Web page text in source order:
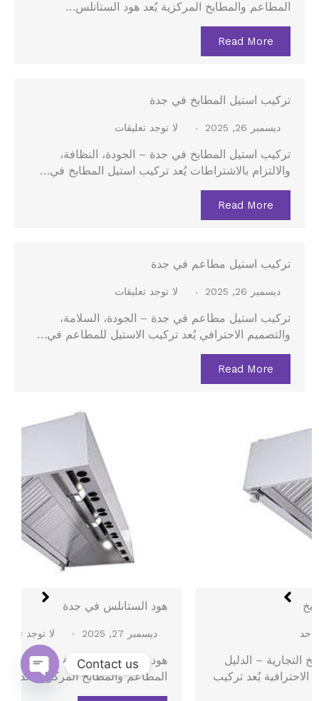
المطاعم والمطابخ المركزية يُعد هود الستانلس…
Read More
تركيب استيل المطابخ في جدة
ديسمبر 26, 2025 لا توجد تعليقات
تركيب استيل المطابخ في جدة – الجودة، النظافة،
والالتزام بالاشتراطات يُعد تركيب استيل المطابخ في…
Read More
تركيب استيل مطاعم في جدة
ديسمبر 26, 2025 لا توجد تعليقات
تركيب استيل مطاعم في جدة – الجودة، السلامة،
والتصميم الاحترافي يُعد تركيب الاستيل للمطاعم في…
Read More
هود الستانلس في جدة
لا توجد تعليقات
هود الستانلس في جدة – الدليل الشامل لتركيب هود
المطاعم والمطابخ المركزية يُعد هود الستانلس…
Contact us
Open